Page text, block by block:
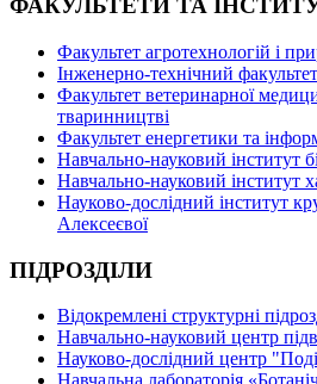
ФАКУЛЬТЕТИ ТА
Факультет агротехнологій і
Інженерно-технічний факультет
Факультет ветеринарної
тваринництві
Факультет енергетики та
Навчально-науковий інститут
Навчально-науковий інститут
Науково-дослідний інститут
Алексеєвої
ПІДРОЗДІЛИ
Відокремлені структурні
Навчально-науковий центр
Науково-дослідний центр